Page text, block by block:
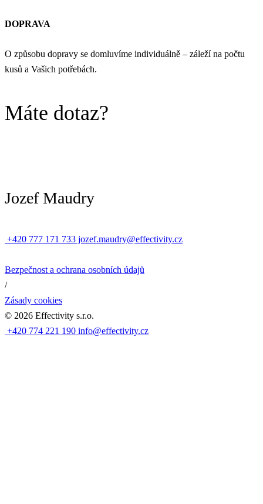
DOPRAVA
O způsobu dopravy se domluvíme individuálně – záleží na počtu
kusů a Vašich potřebách.
Máte dotaz?
Jozef Maudry
+420 777 171 733 jozef.maudry@effectivity.cz
Bezpečnost a ochrana osobních údajů
/
Zásady cookies
© 2026 Effectivity s.r.o.
+420 774 221 190 info@effectivity.cz